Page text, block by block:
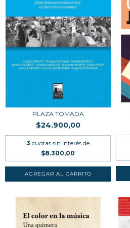
PLAZA TOMADA
$24.900,00
3 cuotas sin interés de
$8.300,00